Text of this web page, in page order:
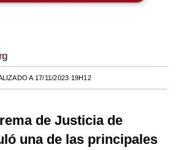
A 17/11/2023 19H12
de Justicia de
una de las principales